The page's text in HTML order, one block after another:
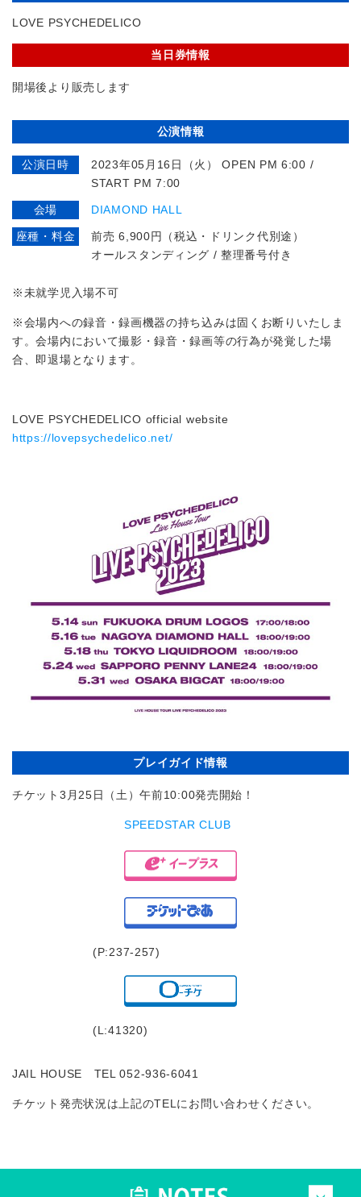
LOVE PSYCHEDELICO
当日券情報
開場後より販売します
公演情報
公演日時
2023年05月16日（火） OPEN PM 6:00 /
START PM 7:00
会場 DIAMOND HALL
座種・料金
前売 6,900円（税込・ドリンク代別途）
オールスタンディング / 整理番号付き
※未就学児入場不可
※会場内への録音・録画機器の持ち込みは固くお断りいたしま
す。会場内において撮影・録音・録画等の行為が発覚した場
合、即退場となります。
LOVE PSYCHEDELICO official website
https://lovepsychedelico.net/
プレイガイド情報
チケット3月25日（土）午前10:00発売開始！
SPEEDSTAR CLUB
(P:237-257)
(L:41320)
JAIL HOUSE TEL 052-936-6041
チケット発売状況は上記のTELにお問い合わせください。